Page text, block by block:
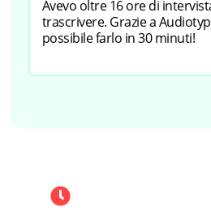
Avevo oltre 16 ore di
trascrivere. Grazie a
possibile farlo in 30 minuti!